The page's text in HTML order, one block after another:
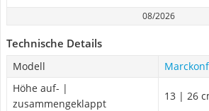
08/2026
Technische Details
Modell
Höhe auf- |
zusammengeklappt
13 | 26